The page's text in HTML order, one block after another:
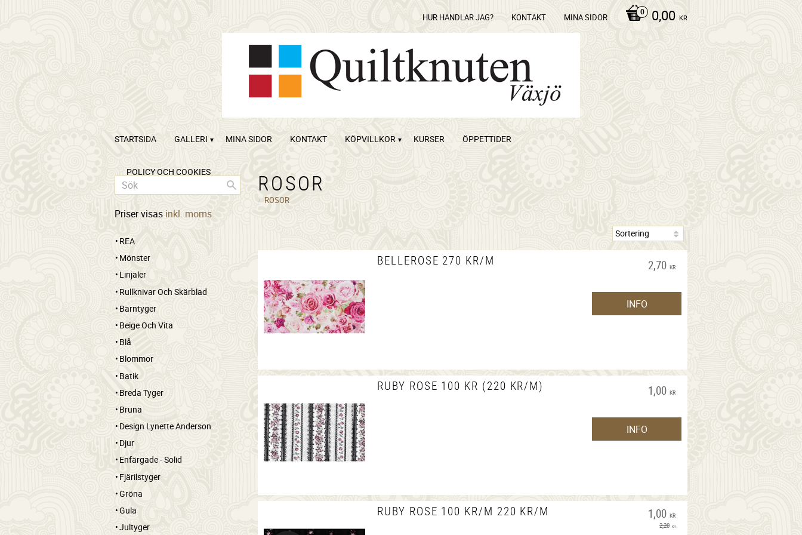
0,00 KR
HUR HANDLAR JAG? KONTAKT MINA SIDOR
STARTSIDA GALLERI MINA SIDOR KONTAKT KÖPVILLKOR KURSER ÖPPETTIDER
POLICY OCH COOKIES ROSOR
ROSOR
BELLEROSE 270 KR/M 2,70 KR
INFO
RUBY ROSE 100 KR (220 KR/M) 1,00 KR
INFO
RUBY ROSE 100 KR/M 220 KR/M 1,00 KR
2,20 KR
Priser visas inkl. moms
REA
Mönster
Linjaler
Rullknivar Och Skärblad
Barntyger
Beige Och Vita
Blå
Blommor
Batik
Breda Tyger
Bruna
Design Lynette Anderson
Djur
Enfärgade - Solid
Fjärilstyger
Gröna
Gula
Jultyger